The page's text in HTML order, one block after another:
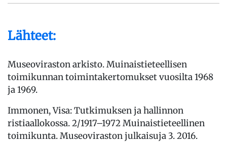
Lähteet:
Museoviraston arkisto. Muinaistieteellisen
toimikunnan toimintakertomukset vuosilta 1968
ja 1969.
Immonen, Visa: Tutkimuksen ja hallinnon
ristiaallokossa. 2/1917–1972 Muinaistieteellinen
toimikunta. Museoviraston julkaisuja 3. 2016.